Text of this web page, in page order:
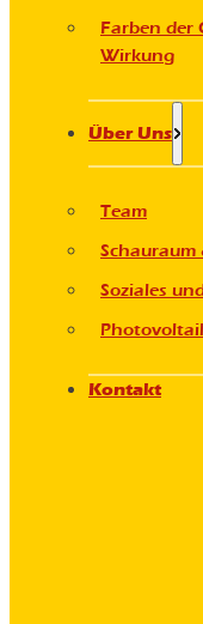
Farben der
Wirkung
Über Uns
Team
Soziales
Kontakt